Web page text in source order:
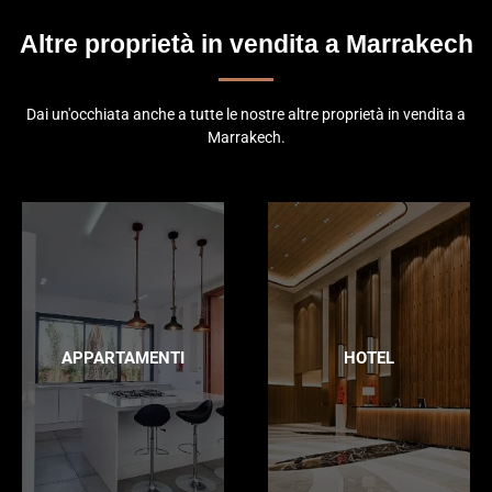
Altre proprietà in vendita a Marrakech
Dai un'occhiata anche a tutte le nostre altre proprietà in vendita a
Marrakech.
APPARTAMENTI HOTEL